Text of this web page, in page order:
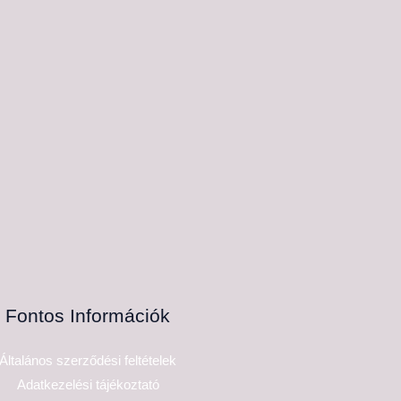
Fontos Információk
Általános szerződési feltételek
Adatkezelési tájékoztató